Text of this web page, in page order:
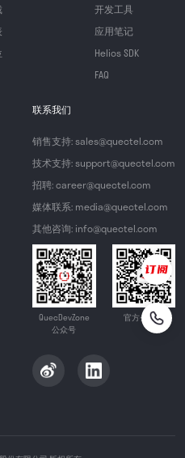
开发工具
应用笔记
Helios SDK
FAQ
联系我们
销售支持: sales@quectel.com
技术支持: support@quectel.com
招聘: career@quectel.com
媒体联系: media@quectel.com
其他咨询: info@quectel.com
QuecDevZone
公众号
官方公众号